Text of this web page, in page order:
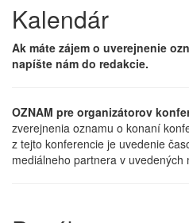
Kalendár
Ak máte zájem o uverejnenie
napíšte nám do redakcie.
OZNAM pre organizátorov
zverejnenia oznamu o konaní
z tejto konferencie je uvedenie
mediálneho partnera v uvedených